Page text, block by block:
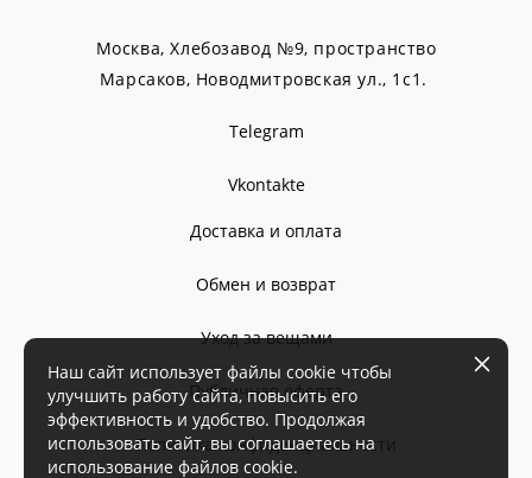
Москва, Хлебозавод №9, пространство
Марсаков, Новодмитровская ул., 1с1.
Telegram
Vkontakte
Доставка и оплата
Обмен и возврат
Уход за вещами
Публичная оферта
Политика конфиденциальности
Наш сайт использует файлы cookie чтобы
улучшить работу сайта, повысить его
эффективность и удобство. Продолжая
использовать сайт, вы соглашаетесь на
использование файлов cookie.